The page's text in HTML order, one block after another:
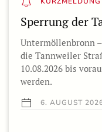
Sperrung der
Untermöllenbronn
die Tannweiler
10.08.2026 bis
werden.
6. AUGUST